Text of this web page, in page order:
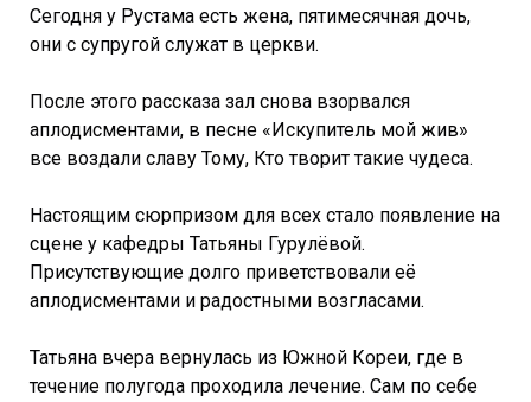
Сегодня у Рустама есть жена, пятимесячная дочь,
они с супругой служат в церкви.
После этого рассказа зал снова взорвался
аплодисментами, в песне «Искупитель мой жив»
все воздали славу Тому, Кто творит такие чудеса.
Настоящим сюрпризом для всех стало появление на
сцене у кафедры Татьяны Гурулёвой.
Присутствующие долго приветствовали её
аплодисментами и радостными возгласами.
Татьяна вчера вернулась из Южной Кореи, где в
течение полугода проходила лечение. Сам по себе